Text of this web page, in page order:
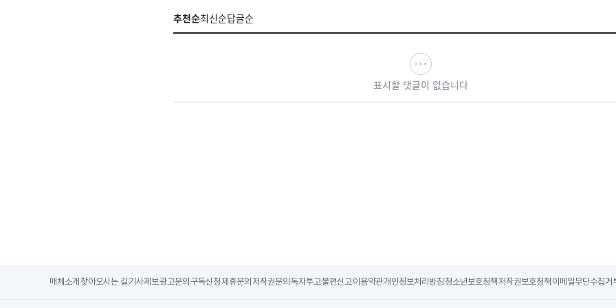
추천순최신순답글순
표시할 댓글이 없습니다
매체소개 찾아오시는 길기사제보광고문의 구독신청제휴문의 저작권문의 독자투고불편신고이용약관개인정보처리방침 청소년보호정책저작권보호정책 이메일무단수집거